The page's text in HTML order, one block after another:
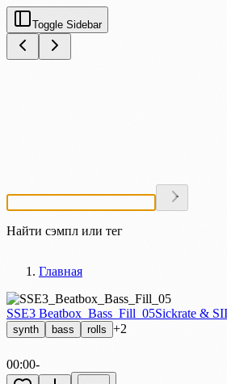
Toggle Sidebar
Найти сэмпл или тег
Главная
SSE3 Beatbox_Bass_Fill_05Sickrate &
synth bass rolls +2
00:00-